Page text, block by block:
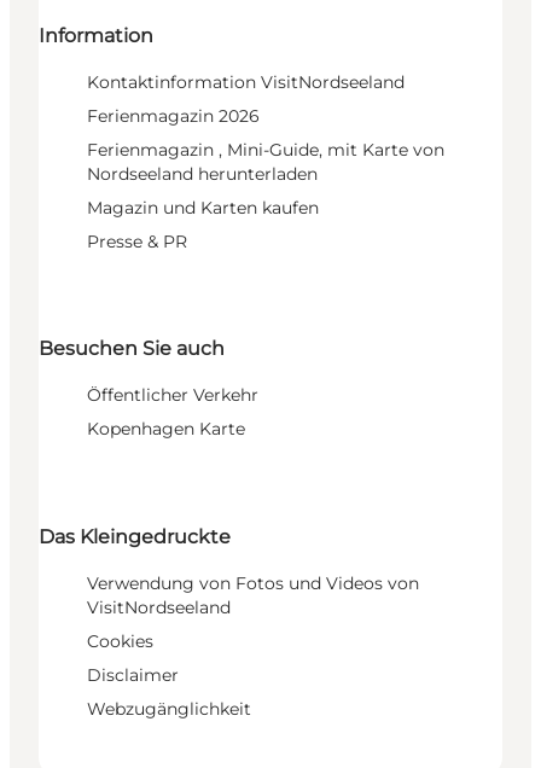
Information
Kontaktinformation VisitNordseeland
Ferienmagazin 2026
Ferienmagazin , Mini-Guide, mit Karte von
Nordseeland herunterladen
Magazin und Karten kaufen
Presse & PR
Besuchen Sie auch
Öffentlicher Verkehr
Kopenhagen Karte
Das Kleingedruckte
Verwendung von Fotos und Videos von
VisitNordseeland
Cookies
Disclaimer
Webzugänglichkeit